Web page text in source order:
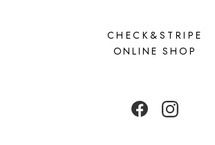
CHECK&STRIPE
ONLINE SHOP